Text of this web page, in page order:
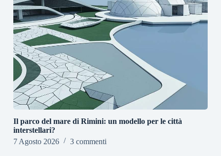
Il parco del mare di Rimini: un modello per le città
interstellari?
7 Agosto 2026
3 commenti